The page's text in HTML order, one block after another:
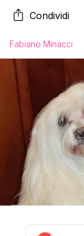
Condividi
Fabiano Minacci